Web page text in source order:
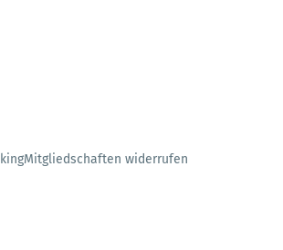
Mitgliedschaften widerrufen